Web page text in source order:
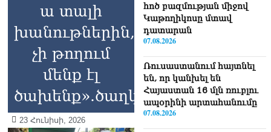
ա տալի
խանութներին,
չի թողում
մենք էլ
ծախենք».ծաղկավաճառ
23 Հունիսի, 2026
հոծ բազմության միջով
Կաթողիկոսը մտավ
դատարան
07.08.2026
Ռուսաստանում հայտնել
են, որ կանխել են
Հայաստան 16 մլն ռուբլու
ապօրինի արտահանումը
07.08.2026